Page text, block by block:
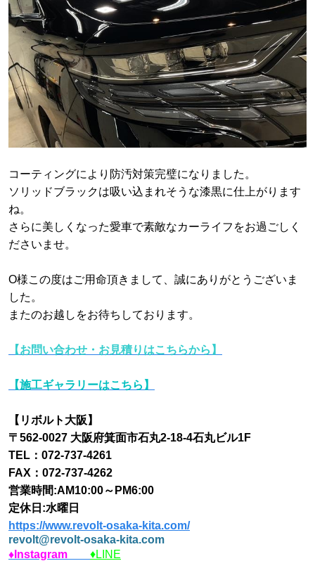
コーティングにより防汚対策完璧になりました。
ソリッドブラックは吸い込まれそうな漆黒に仕上がります
ね。
さらに美しくなった愛車で素敵なカーライフをお過ごしく
ださいませ。
O様この度はご用命頂きまして、誠にありがとうございま
した。
またのお越しをお待ちしております。
【お問い合わせ・お見積りはこちらから】
【施工ギャラリーはこちら 】
【リボルト大阪】
〒562-0027 大阪府箕面市石丸2-18-4石丸ビル1F
TEL：072-737-4261
FAX：072-737-4262
営業時間:AM10:00～PM6:00
定休日:水曜日
https://www.revolt-osaka-kita.com/
revolt@revolt-osaka-kita.com
♦Instagram
♦LINE